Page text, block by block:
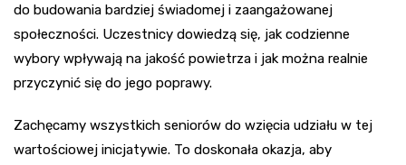
do budowania bardziej świadomej i zaangażowanej
społeczności. Uczestnicy dowiedzą się, jak codzienne
wybory wpływają na jakość powietrza i jak można realnie
przyczynić się do jego poprawy.
Zachęcamy wszystkich seniorów do wzięcia udziału w tej
wartościowej inicjatywie. To doskonała okazja, aby